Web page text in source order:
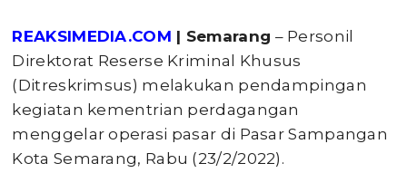
REAKSIMEDIA.COM | Semarang – Personil
Direktorat Reserse Kriminal Khusus
(Ditreskrimsus) melakukan pendampingan
kegiatan kementrian perdagangan
menggelar operasi pasar di Pasar Sampangan
Kota Semarang, Rabu (23/2/2022).